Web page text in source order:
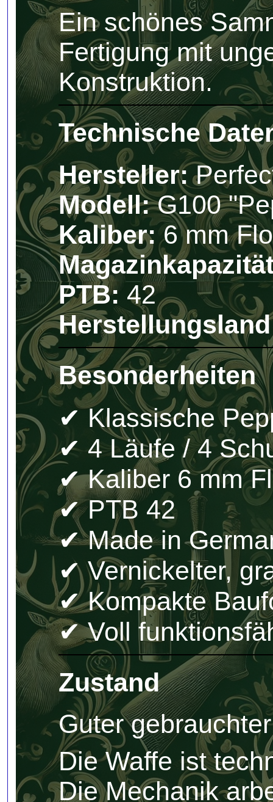
Ein schönes
Fertigung mit
Konstruktion.
Technische
Hersteller:
Modell:G100
Kaliber:6 mm
PTB:42
Besonderheiten
✔ Klassische
✔ 4 Läufe / 4
✔ Kaliber 6 mm
✔ PTB 42
✔ Made in
✔ Vernickelter,
✔ Kompakte
✔ Voll
Zustand
Guter
Die Waffe ist
Die Mechanik